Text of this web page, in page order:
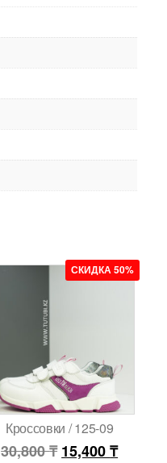
СКИДКА 50%
Кроссовки / 125-09
30,800₸ 15,400₸